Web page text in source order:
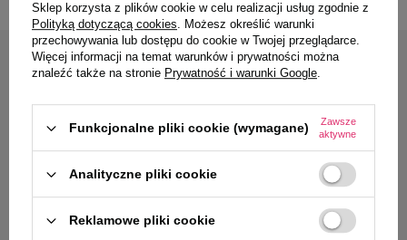
Zapisz się do naszego newslettera
Zyskaj 10% rabatu* na
pierwsze zamówienie
Jak masz na imię?
Sklep korzysta z plików cookie w celu realizacji usług zgodnie z
Polityką dotyczącą cookies. Możesz określić warunki
przechowywania lub dostępu do cookie w Twojej przeglądarce.
Więcej informacji na temat warunków i prywatności można
znaleźć także na stronie Prywatność i warunki Google.
Funkcjonalne pliki cookie (wymagane)
Zawsze
aktywne
Analityczne pliki cookie
Reklamowe pliki cookie